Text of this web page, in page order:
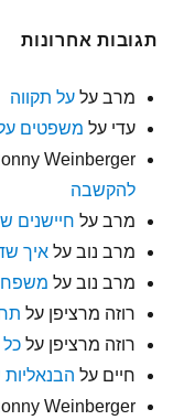
תגובות אחרונות
מרב עלעל תקווה
עדי על משפטים
Weinberger
להקשבה
מרב על חיישנים
מרב נוב עלאיך
מרב נוב על
רוזה מרציפן על
רוזה מרציפן עלכל
חיים על
Weinberger